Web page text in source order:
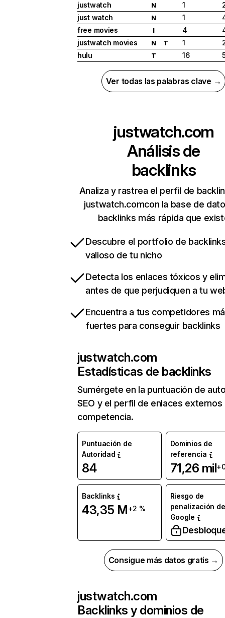
justwatch
N 1
just watch
N 1
free movies
I 4
justwatch movies
N T 1
hulu
T 16
Ver todas las palabras clave →
justwatch.com
Análisis de
backlinks
Analiza y rastrea el perfil de
justwatch.comcon la base de
backlinks más rápida que
Descubre el portfolio de
valioso de tu nicho
Detecta los enlaces tóxicos y
antes de que perjudiquen a tu
Encuentra a tus competidores
fuertes para conseguir backlinks
justwatch.com
Estadísticas de backlinks
Sumérgete en la puntuación de
SEO y el perfil de enlaces externos
competencia.
Puntuación de
Autoridad
84
Dominios de
referencia
71,26 mil
Backlinks
43,35 M+2 %
Riesgo de
penalización de
Google
Consigue más datos gratis →
justwatch.com
Backlinks y dominios de